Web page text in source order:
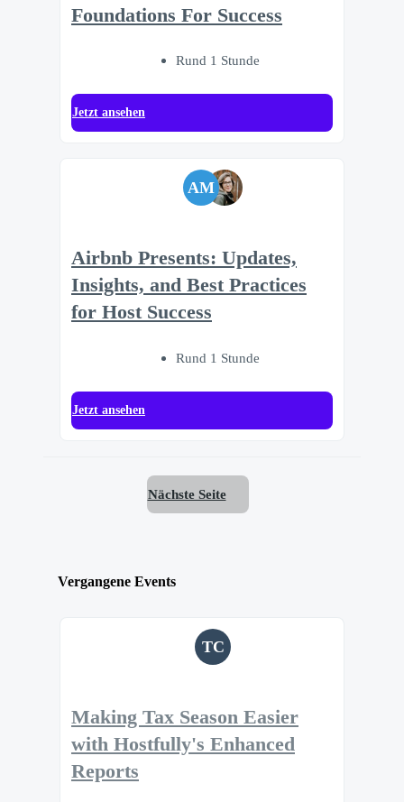
Foundations For Success
Rund 1 Stunde
Jetzt ansehen
AM
Airbnb Presents: Updates,
Insights, and Best Practices
for Host Success
Rund 1 Stunde
Jetzt ansehen
Nächste Seite
Vergangene Events
TC
Making Tax Season Easier
with Hostfully's Enhanced
Reports